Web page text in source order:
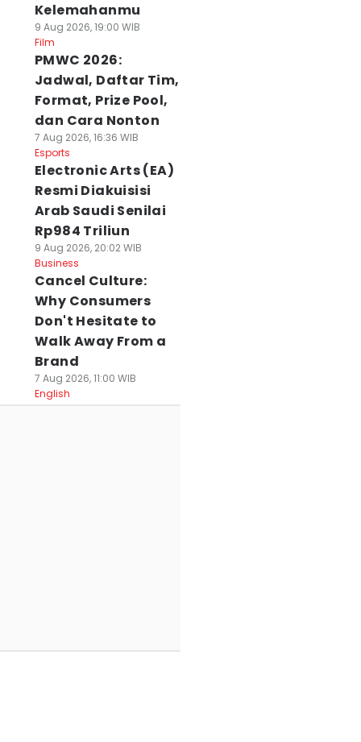
Kelemahanmu
9 Aug 2026, 19:00 WIB
Film
PMWC 2026:
Jadwal, Daftar Tim,
Format, Prize Pool,
dan Cara Nonton
7 Aug 2026, 16:36 WIB
Esports
Electronic Arts (EA)
Resmi Diakuisisi
Arab Saudi Senilai
Rp984 Triliun
9 Aug 2026, 20:02 WIB
Business
Cancel Culture:
Why Consumers
Don't Hesitate to
Walk Away From a
Brand
7 Aug 2026, 11:00 WIB
English